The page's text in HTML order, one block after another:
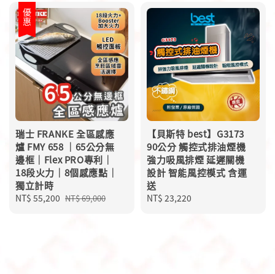
優惠
瑞士 FRANKE 全區感應
爐 FMY 658 ｜65公分無
邊框｜Flex PRO專利｜
18段火力｜8個感應點｜
獨立計時
Sale
NT$ 55,200 Regular
NT$ 69,000
【貝斯特 best】G3173
90公分 觸控式排油煙機
強力吸風排煙 延遲關機
設計 智能風控模式 含運
送
Regular
NT$ 23,220